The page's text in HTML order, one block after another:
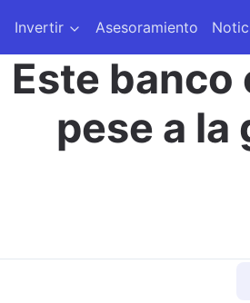
Invertir Asesoramiento
Este
pese a la